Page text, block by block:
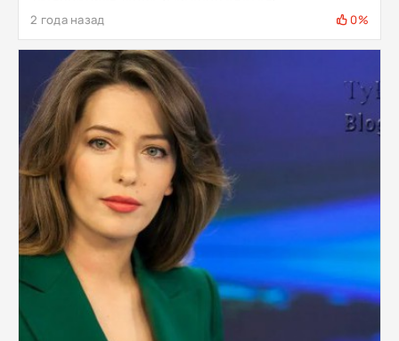
2 года назад 0%